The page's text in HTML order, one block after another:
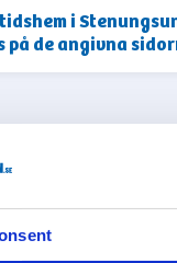
i
de angivna